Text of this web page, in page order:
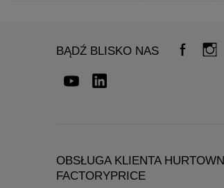
BĄDŹ BLISKO NAS
OBSŁUGA KLIENTA HURTOWNI
FACTORYPRICE